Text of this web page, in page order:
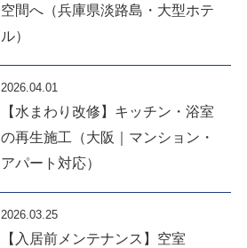
空間へ（兵庫県淡路島・大型ホテ
ル）
2026.04.01
【水まわり改修】キッチン・浴室
の再生施工（大阪｜マンション・
アパート対応）
2026.03.25
【入居前メンテナンス】空室